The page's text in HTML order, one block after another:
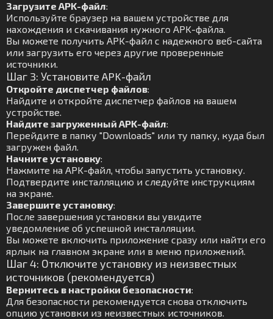
Загрузите APK-файл:
Используйте браузер на вашем устройстве для
нахождения и скачивания нужного APK-файла.
Вы можете получить APK-файл с надежного веб-сайта
или загрузить его через другие проверенные
источники.
Шаг 3: Установите APK-файл
Откройте диспетчер файлов:
Найдите и откройте диспетчер файлов на вашем
устройстве.
Найдите загруженный APK-файл:
Перейдите в папку "Downloads" или ту папку, куда был
загружен файл.
Начните установку:
Нажмите на APK-файл, чтобы запустить установку.
Подтвердите инсталляцию и следуйте инструкциям
на экране.
Завершите установку:
После завершения установки вы увидите
уведомление об успешной инсталляции.
Вы можете включить приложение сразу или найти его
ярлык на главном экране или в меню приложений.
Шаг 4: Отключите установку из неизвестных
источников (рекомендуется)
Вернитесь в настройки безопасности:
Для безопасности рекомендуется снова отключить
опцию установки из неизвестных источников.